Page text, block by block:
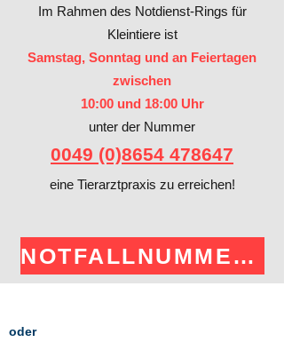
Im Rahmen des Notdienst-Rings für
Kleintiere ist
Samstag, Sonntag und an Feiertagen
zwischen
10:00 und 18:00 Uhr
unter der Nummer
​0049 (0)8654 478647
eine Tierarztpraxis zu erreichen!
NOTFALLNUMMERN
oder